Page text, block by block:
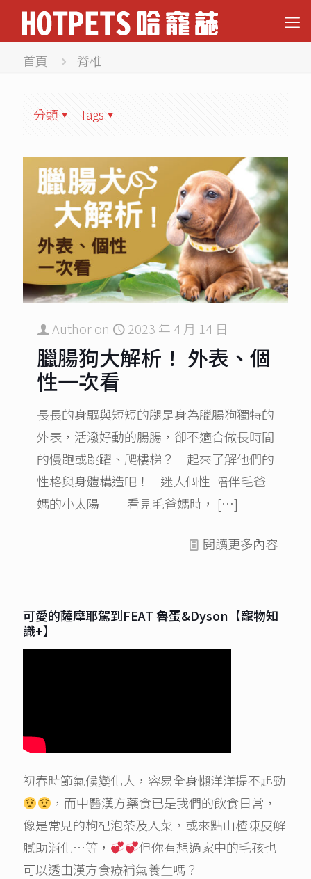
首頁 脊椎
分類 Tags
Authoron 2023 年 4 月 14 日
臘腸狗大解析！ 外表、個
性一次看
長長的身驅與短短的腿是身為臘腸狗獨特的
外表，活潑好動的腸腸，卻不適合做長時間
的慢跑或跳躍、爬樓梯？一起來了解他們的
性格與身體構造吧！ 迷人個性 陪伴毛爸
媽的小太陽 看見毛爸媽時， […]
閱讀更多內容
可愛的薩摩耶駕到FEAT 魯蛋&Dyson【寵物知
識+】
初春時節氣候變化大，容易全身懶洋洋提不起勁
，而中醫漢方藥食已是我們的飲食日常，
像是常見的枸杞泡茶及入菜，或來點山楂陳皮解
膩助消化…等，
但你有想過家中的毛孩也
可以透由漢方食療補氣養生嗎？